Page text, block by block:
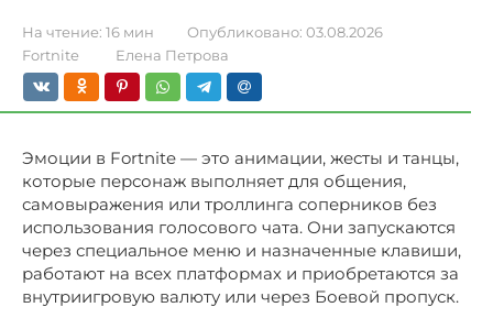
На чтение: 16 мин Опубликовано: 03.08.2026
Fortnite
Елена Петрова
Эмоции в Fortnite — это анимации, жесты и танцы,
которые персонаж выполняет для общения,
самовыражения или троллинга соперников без
использования голосового чата. Они запускаются
через специальное меню и назначенные клавиши,
работают на всех платформах и приобретаются за
внутриигровую валюту или через Боевой пропуск.